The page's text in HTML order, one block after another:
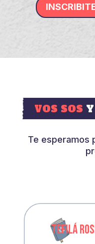
VOS SOS
Te esperamos
TEFILÁ